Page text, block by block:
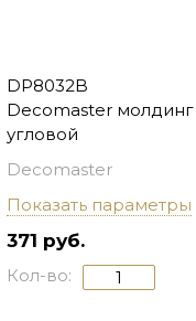
DP8032B
Decomaster молдинг
угловой
Decomaster
Показать параметры
371 руб.
Кол-во: